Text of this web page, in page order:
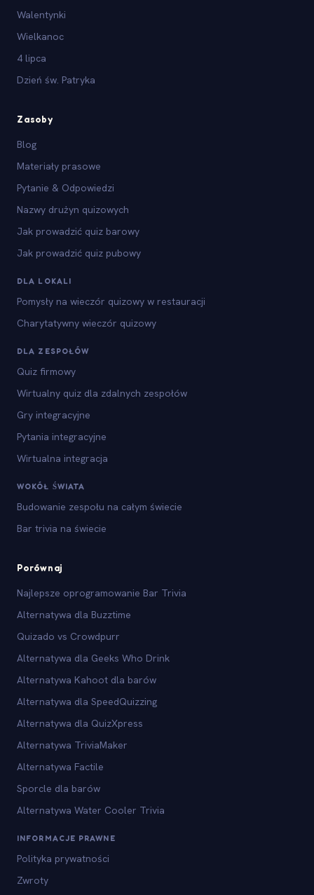
Walentynki
Wielkanoc
4 lipca
Dzień św. Patryka
Zasoby
Blog
Materiały prasowe
Pytanie & Odpowiedzi
Nazwy drużyn quizowych
Jak prowadzić quiz barowy
Jak prowadzić quiz pubowy
DLA LOKALI
Pomysły na wieczór quizowy w restauracji
Charytatywny wieczór quizowy
DLA ZESPOŁÓW
Quiz firmowy
Wirtualny quiz dla zdalnych zespołów
Gry integracyjne
Pytania integracyjne
Wirtualna integracja
WOKÓŁ ŚWIATA
Budowanie zespołu na całym świecie
Bar trivia na świecie
Porównaj
Najlepsze oprogramowanie Bar Trivia
Alternatywa dla Buzztime
Quizado vs Crowdpurr
Alternatywa dla Geeks Who Drink
Alternatywa Kahoot dla barów
Alternatywa dla SpeedQuizzing
Alternatywa dla QuizXpress
Alternatywa TriviaMaker
Alternatywa Factile
Sporcle dla barów
Alternatywa Water Cooler Trivia
INFORMACJE PRAWNE
Polityka prywatności
Zwroty